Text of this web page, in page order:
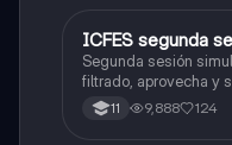
ICFES: Lectura Crítica
ICFES segunda
Segunda sesión
filtrado, aprovecha y
poder ingresar a
carrera con la que
11 9,888 124